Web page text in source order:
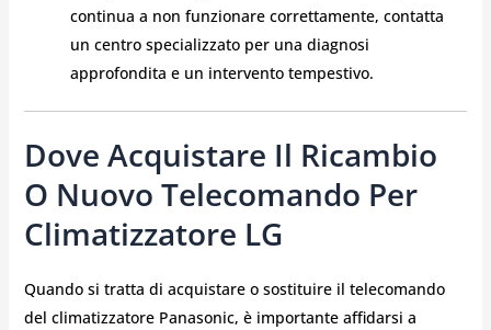
continua a non funzionare correttamente, contatta
un centro specializzato per una diagnosi
approfondita e un intervento tempestivo.
Dove Acquistare Il Ricambio
O Nuovo Telecomando Per
Climatizzatore LG
Quando si tratta di acquistare o sostituire il telecomando
del climatizzatore Panasonic, è importante affidarsi a